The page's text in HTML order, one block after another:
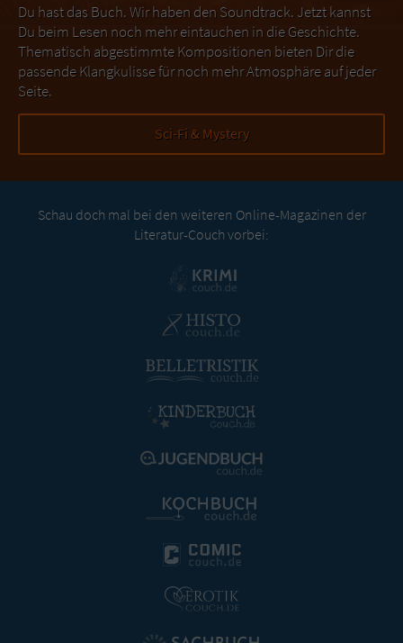
Du hast das Buch. Wir haben den Soundtrack. Jetzt kannst
Du beim Lesen noch mehr eintauchen in die Geschichte.
Thematisch abgestimmte Kompositionen bieten Dir die
passende Klangkulisse für noch mehr Atmosphäre auf jeder
Seite.
Sci-Fi & Mystery
Schau doch mal bei den weiteren Online-Magazinen der
Literatur-Couch vorbei: